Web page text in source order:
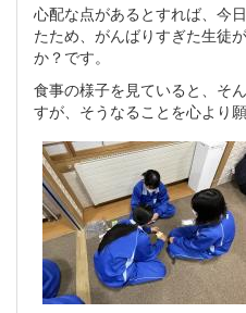
心配な点があるとすれば、今
たため、がんばりすぎた生徒
か？です。
食事の様子を見ていると、そ
すが、そうなることを心より願